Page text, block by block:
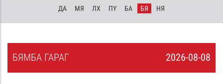
ДА МЯ ЛХ ПҮ БА БЯ НЯ
2026-08-08
БЯМБА ГАРАГ